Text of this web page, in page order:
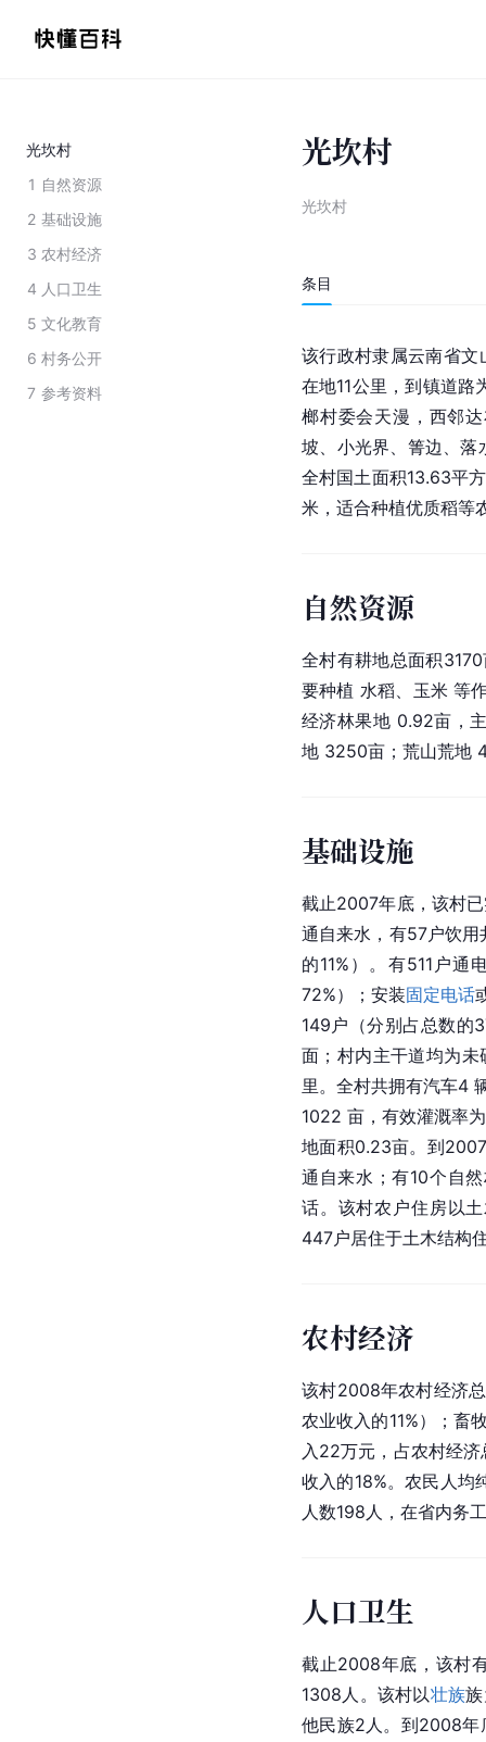
光坎村
1 自然资源
2 基础设施
3 农村经济
4 人口卫生
5 文化教育
6 村务公开
7 参考资料
光坎村
光坎村
条目
该行政村隶属云南省文
在地11公里，到镇道
榔村委会天漫，西邻
坡、小光界、箐边、落
全村国土面积13.63平
米，适合种植优质稻等
自然资源
全村有耕地总面积
要种植 水稻、玉米 等
经济林果地 0.92亩，
地 3250亩；荒山荒地
基础设施
截止2007年底，该村
通自来水，有57户饮
的11%）。有511户
72%）；安装固定电话
149户（分别占总数的
面；村内主干道均为未
里。全村共拥有汽车4
1022 亩，有效灌溉率
地面积0.23亩。到
通自来水；有10个自
话。该村农户住房以
447户居住于土木结构
农村经济
该村2008年农村经济
农业收入的11%）；畜
入22万元，占农村经
收入的18%。农民人
人数198人，在省内务
人口卫生
截止2008年底，该村
1308人。该村以壮族
他民族2人。到2008年